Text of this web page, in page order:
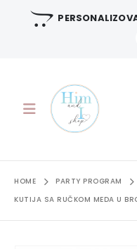
HOME PARTY PROGRAM
KUTIJA SA RUČKOM MEDA U